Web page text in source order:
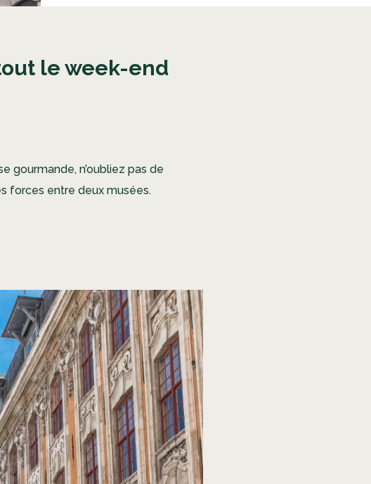
le week-end
gourmande, n’oubliez pas de
forces entre deux musées.